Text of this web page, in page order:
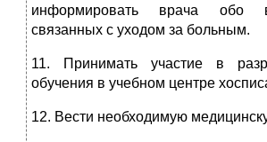
информировать врача обо
связанных с уходом за больным.
11. Принимать участие в
обучения в учебном центре
12. Вести необходимую